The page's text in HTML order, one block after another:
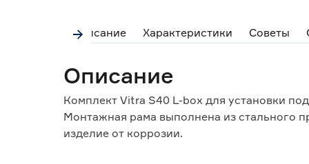
Описание Характеристики Советы
Описание
Комплект Vitra S40 L-box для установки
Монтажная рама выполнена из
изделие от коррозии.